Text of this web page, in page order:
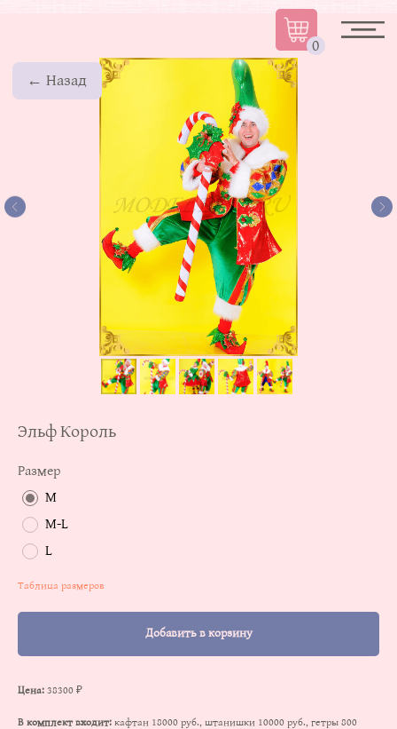
Эльф Король
Размер
M
M-L
L
Таблица размеров
Добавить в корзину
Цена: 38300 ₽
В комплект входит: кафтан 18000 руб., штанишки 10000 руб., гетры 800